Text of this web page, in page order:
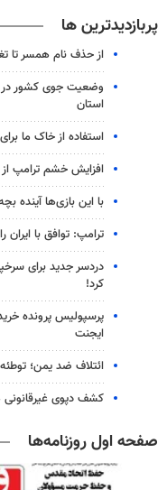
پربازدیدترین ها
از حذف نام همسر تا
استان
استفاده از خاک ما
افزایش خشم ترامپ از
با این بازی‌ها آینده
ترامپ: توافق با
دردسر جدید برای
کرد!
پرسپولیس پرونده
ایجنت
ائتلاف ضد یمن؛
کشف دپوی غیرقانونی
صفحه اول روزنامه‌ها